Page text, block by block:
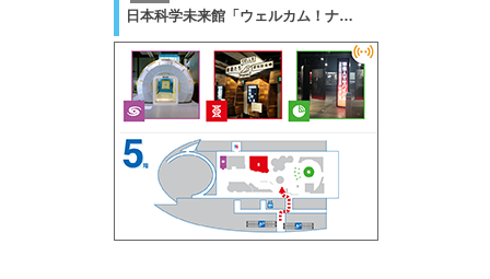
日本科学未来館「ウェルカム！ナビ」